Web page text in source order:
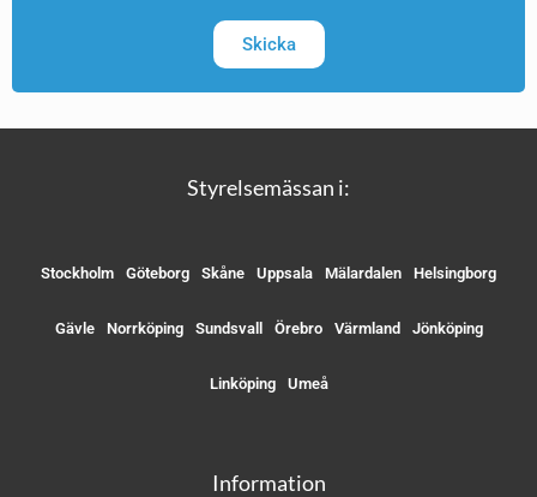
Skicka
Styrelsemässan i:
Stockholm Göteborg Skåne Uppsala Mälardalen Helsingborg
Gävle Norrköping Sundsvall Örebro Värmland Jönköping
Linköping Umeå
Information